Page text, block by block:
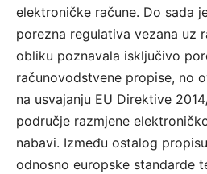
elektroničke račune. Do sada
porezna regulativa vezana uz
obliku poznavala isključivo
računovodstvene propise, no
na usvajanju EU Direktive
područje razmjene
nabavi. Između ostalog
odnosno europske standarde